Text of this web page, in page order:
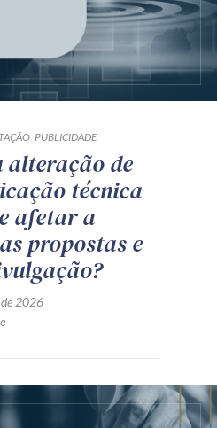
PUBLICIDADE
alteração de
técnica
afetar a
propostas e
de 2026